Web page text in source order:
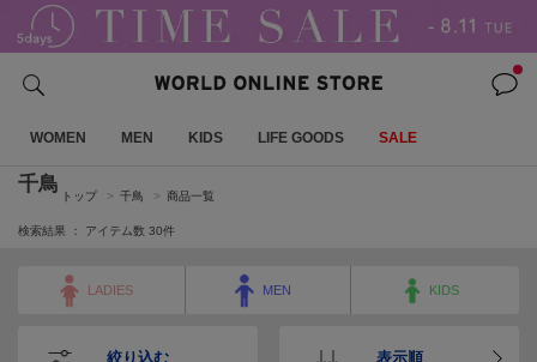
WOMEN MEN KIDS LIFE GOODS SALE
千鳥
トップ 千鳥 商品一覧
検索結果 ： アイテム数 30件
LADIES MEN KIDS
絞り込む 表示順